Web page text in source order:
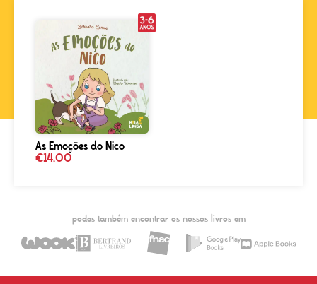
As Emoções do Nico
€14,00
podes também encontrar os nossos livros em